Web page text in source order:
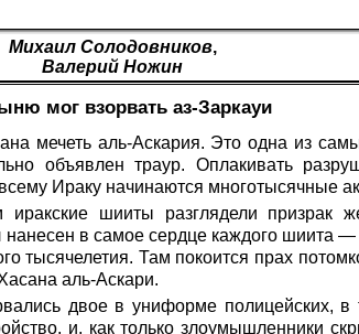
Михаил Солодовников,
Валерий Ножин
мог взорвать аз-Заркауи
мечеть аль-Аскария. Это одна из
объявлен траур. Оплакивать
Ираку начинаются многотысячные
шииты разглядели призрак
в самое сердце каждого шиита
тысячелетия. Там покоится прах
аль-Аскари.
двое в униформе полицейских, в
и, как только злоумышленники